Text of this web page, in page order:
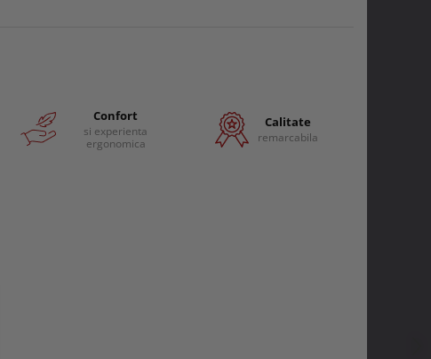
Confort
si experienta
ergonomica
Calitate
remarcabila